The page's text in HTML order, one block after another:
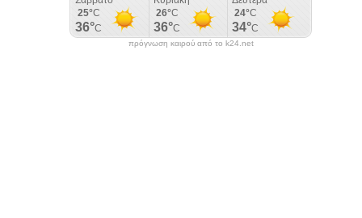
πρόγνωση καιρού από το k24.net